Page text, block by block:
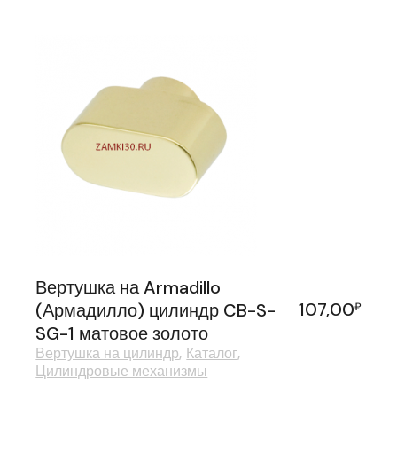
Вертушка на Armadillo
(Армадилло) цилиндр CB-S-
SG-1 матовое золото
107,00₽
Вертушка на цилиндр Каталог
Цилиндровые механизмы